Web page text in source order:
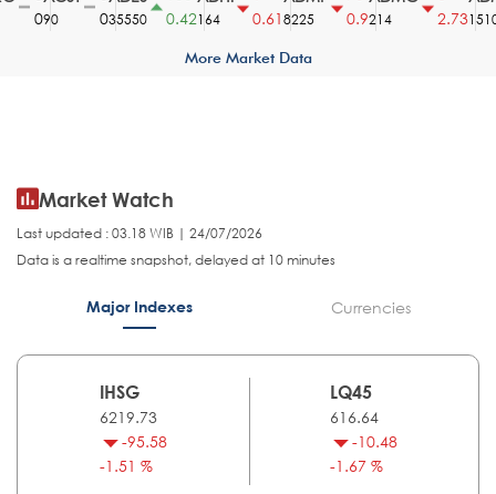
90 35550
0.42164
0.618225
0.9214
2.731510
More Market Data
Market Watch
Last updated : 03.18 WIB | 24/07/2026
Data is a realtime snapshot, delayed at 10 minutes
Major Indexes Currencies
IHSG
6219.73
-95.58
-1.51 %
LQ45
616.64
-10.48
-1.67 %